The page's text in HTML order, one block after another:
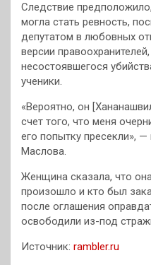
Следствие
могла стать ревность,
депутатом в любовных
версии
несостоявшегося
ученики.
«Вероятно, он
счет того, что меня
его попытку пресекли»,
Маслова.
Женщина сказала, что
произошло и кто был
после оглашения
освободили из-под
Источник: rambler.ru